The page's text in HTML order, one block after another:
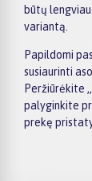
būtų
variantą.
Papildomi
susiaurinti
Peržiūrėkite
palyginkite
prekę